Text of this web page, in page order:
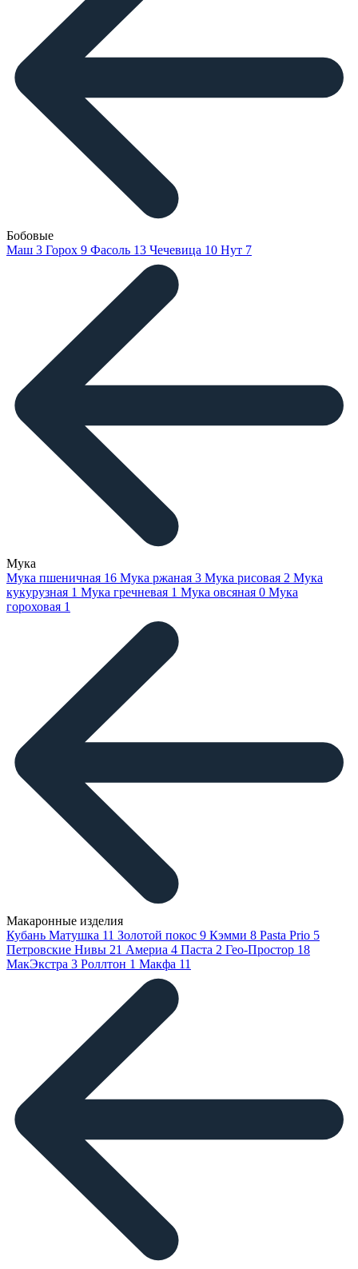
Бобовые
Маш 3 Горох 9 Фасоль 13 Чечевица 10 Нут 7
Мука
Мука пшеничная 16 Мука ржаная 3 Мука рисовая 2 Мука
кукурузная 1 Мука гречневая 1 Мука овсяная 0 Мука
гороховая 1
Макаронные изделия
Кубань Матушка 11 Золотой покос 9 Кэмми 8 Pasta Prio 5
Петровские Нивы 21 Америа 4 Паста 2 Гео-Простор 18
МакЭкстра 3 Роллтон 1 Макфа 11